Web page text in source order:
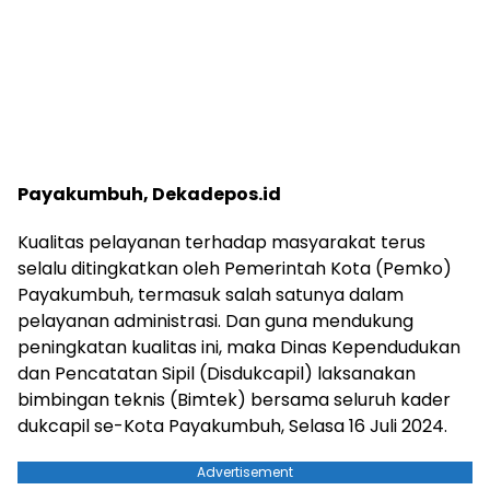
Payakumbuh, Dekadepos.id
Kualitas pelayanan terhadap masyarakat terus
selalu ditingkatkan oleh Pemerintah Kota (Pemko)
Payakumbuh, termasuk salah satunya dalam
pelayanan administrasi. Dan guna mendukung
peningkatan kualitas ini, maka Dinas Kependudukan
dan Pencatatan Sipil (Disdukcapil) laksanakan
bimbingan teknis (Bimtek) bersama seluruh kader
dukcapil se-Kota Payakumbuh, Selasa 16 Juli 2024.
Advertisement